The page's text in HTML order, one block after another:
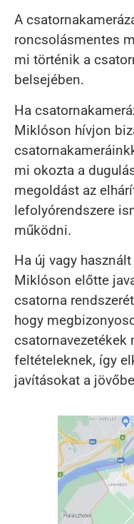
A
roncsolásmentes
mi történik a
belsejében.
Ha
Miklóson hívjon
mi okozta a
megoldást az
lefolyórendszere
működni.
Ha új vagy
Miklóson előtte
csatorna
hogy
csatornavezetékek
feltételeknek, így
javításokat a